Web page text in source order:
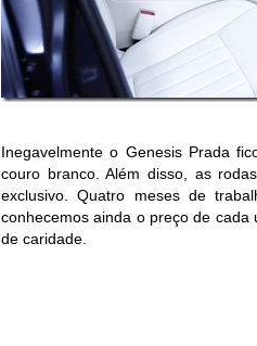
Inegavelmente o Genesis Prada
couro branco. Além disso, as
exclusivo. Quatro meses de
conhecemos ainda o preço de
de caridade.